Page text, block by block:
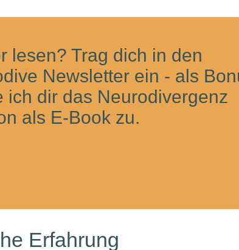
lesen? Trag dich in den
Newsletter ein - als
ich dir das Neurodivergenz
als E-Book zu.
Erfahrung